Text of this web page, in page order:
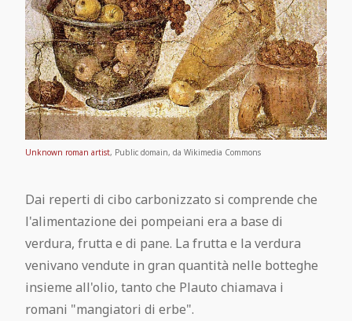
Unknown roman artist, Public domain, da Wikimedia Commons
Dai reperti di cibo carbonizzato si comprende che
l'alimentazione dei pompeiani era a base di
verdura, frutta e di pane. La frutta e la verdura
venivano vendute in gran quantità nelle botteghe
insieme all'olio, tanto che Plauto chiamava i
romani "mangiatori di erbe".
Tecniche di costruzione a Pompei
I Calchi di Pompei
Le Divinità di Pompei: Un Mosaico di
Fede e Cultura
Quadri mitologici delle case romane
Il Mosaico di Alessandro
I colori di Pompei
L'alimentazione dei Pompeiani
La Medicina a Pompei
Antiche ricette pompeiane
Pompei Open Library
Pompei Arte Bus
Scarica la guida agli scavi di Pompei
Biblioteca “Giuseppe Fiorelli”
FAQ
Pompei City Map
Cosa visitare vicino Pompei
Articoli archiviati
Contatti
Visitare Pompei: guida completa
Mann: Sezione Mosaici
Mann: Gabinetto Segreto
Mann: Gemme
Maschio Angioino, Napoli
Castel dell'Ovo, Napoli
Teatro San Carlo, Napoli
Museo del Tesoro di San Gennaro,
Complesso monumentale di S.
Chiara, Napoli
Cappella S. Severo, Napoli